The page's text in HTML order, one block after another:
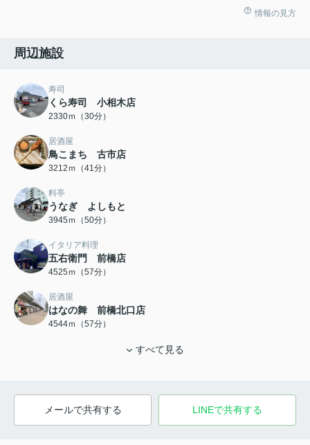
情報の見方
周辺施設
寿司
くら寿司 小相木店
2330ｍ（30分）
居酒屋
鳥こまち 古市店
3212ｍ（41分）
料亭
うなぎ よしもと
3945ｍ（50分）
イタリア料理
五右衛門 前橋店
4525ｍ（57分）
居酒屋
はなの舞 前橋北口店
4544ｍ（57分）
すべて見る
メールで共有する LINEで共有する